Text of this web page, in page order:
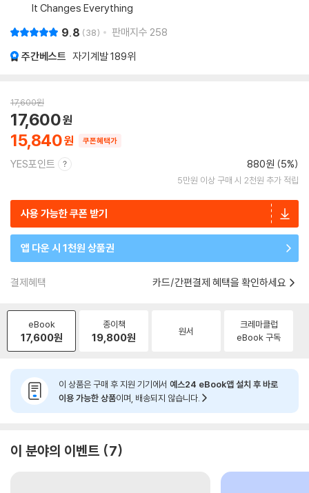
It Changes Everything
9.8 38 판매지수 258
주간베스트 자기계발189위
17,600원
15,840
17,600
쿠폰혜택가
YES포인트 880원 (5%)
5만원 이상 구매 시 2천원 추가 적립
사용 가능한 쿠폰 받기
앱 다운 시 1천원 상품권
결제혜택 카드/간편결제 혜택을 확인하세요
eBook
17,600원
종이책
19,800원 원서
크레마클럽
eBook 구독
이 상품은 구매 후 지원 기기에서 예스24 eBook앱 설치 후 바로
이용 가능한 상품이며, 배송되지 않습니다.
이 분야의 이벤트 7